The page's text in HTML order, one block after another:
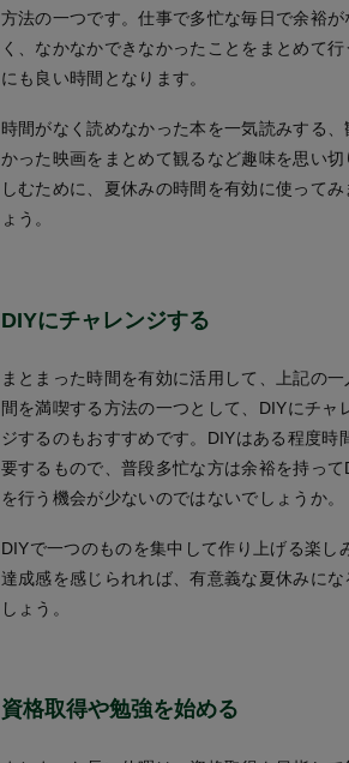
方法の一つです。仕事で多忙な毎日で余裕が
く、なかなかできなかったことをまとめて行
にも良い時間となります。
時間がなく読めなかった本を一気読みする、
かった映画をまとめて観るなど趣味を思い切
しむために、夏休みの時間を有効に使ってみ
ょう。
DIYにチャレンジする
まとまった時間を有効に活用して、上記の一
間を満喫する方法の一つとして、DIYにチャ
ジするのもおすすめです。DIYはある程度時
要するもので、普段多忙な方は余裕を持って
を行う機会が少ないのではないでしょうか。
DIYで一つのものを集中して作り上げる楽し
達成感を感じられれば、有意義な夏休みにな
しょう。
資格取得や勉強を始める